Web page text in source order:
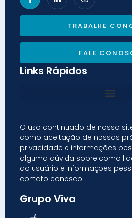
TRABALHE
FALE
Links Rápidos
O uso continuado de nosso
como aceitação de nossas
privacidade e informações
alguma dúvida sobre como
do usuário e informações
contato conosco
Grupo Viva